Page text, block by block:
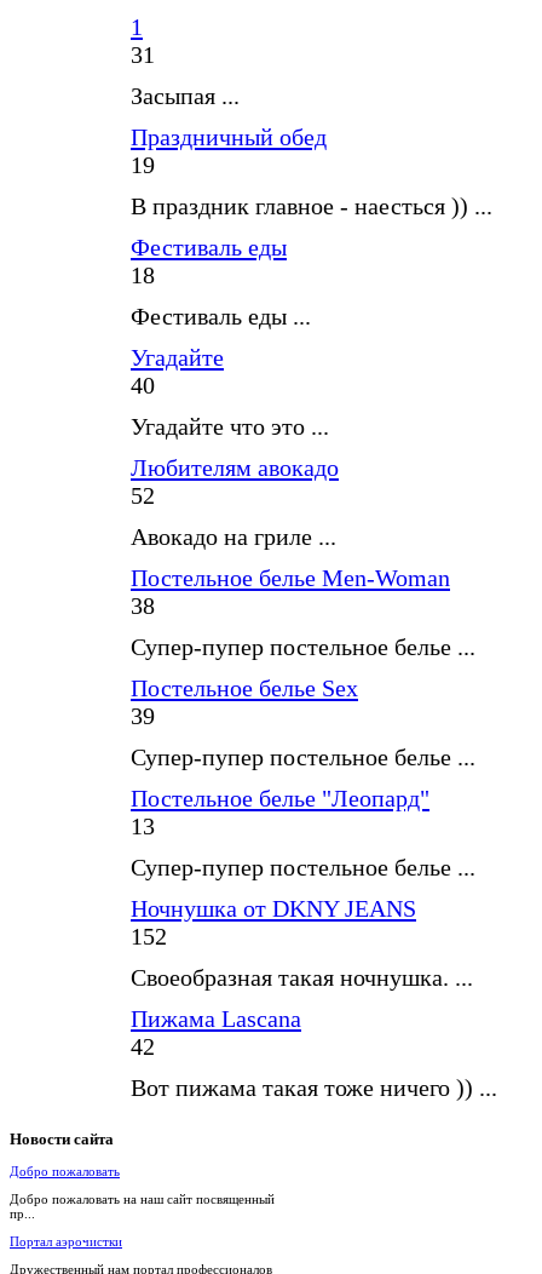
1
31
Засыпая ...
Праздничный обед
19
В праздник главное - наесться )) ...
Фестиваль еды
18
Фестиваль еды ...
Угадайте
40
Угадайте что это ...
Любителям авокадо
52
Авокадо на гриле ...
Постельное белье Men-Woman
38
Супер-пупер постельное белье ...
Постельное белье Sex
39
Супер-пупер постельное белье ...
Постельное белье "Леопард"
13
Супер-пупер постельное белье ...
Ночнушка от DKNY JEANS
152
Своеобразная такая ночнушка. ...
Пижама Lascana
42
Вот пижама такая тоже ничего )) ...
Новости сайта
Добро пожаловать
Добро пожаловать на наш сайт посвященный
пр...
Портал аэрочистки
Дружественный нам портал профессионалов